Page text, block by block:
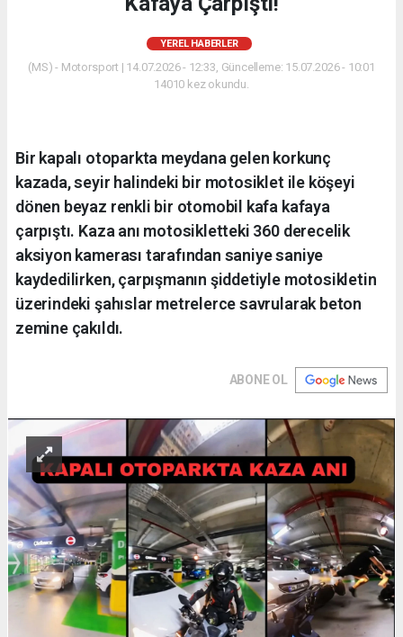
YEREL HABERLER
(MS) - Motorsport | 14.07.2026 - 12:33, Güncelleme: 15.07.2026 - 10:01
14010 kez okundu.
Bir kapalı otoparkta meydana gelen korkunç
kazada, seyir halindeki bir motosiklet ile köşeyi
dönen beyaz renkli bir otomobil kafa kafaya
çarpıştı. Kaza anı motosikletteki 360 derecelik
aksiyon kamerası tarafından saniye saniye
kaydedilirken, çarpışmanın şiddetiyle motosikletin
üzerindeki şahıslar metrelerce savrularak beton
zemine çakıldı.
ABONE OL